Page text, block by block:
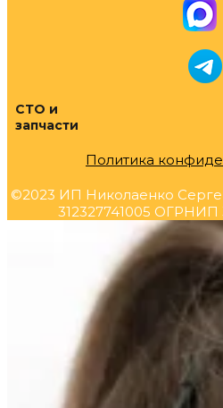
СТО и
запчасти
Политика
©2023 ИП Николаенко
312327741005 ОГРНИП